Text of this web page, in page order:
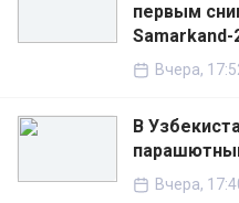
первым
Samarkand-
Вчера,
В
Вчера,